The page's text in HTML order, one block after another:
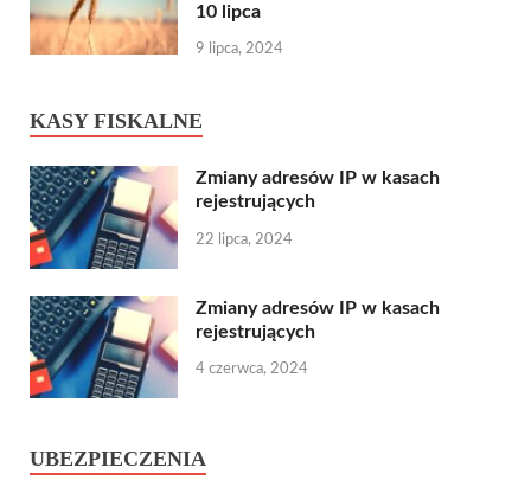
10 lipca
9 lipca, 2024
KASY FISKALNE
Zmiany adresów IP w kasach
rejestrujących
22 lipca, 2024
Zmiany adresów IP w kasach
rejestrujących
4 czerwca, 2024
UBEZPIECZENIA